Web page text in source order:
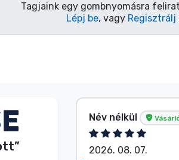
Tagjaink egy gombnyomásra
Lépj be, vagy Regisztrálj
Vásárló Név nélkül
2026. 08. 07.